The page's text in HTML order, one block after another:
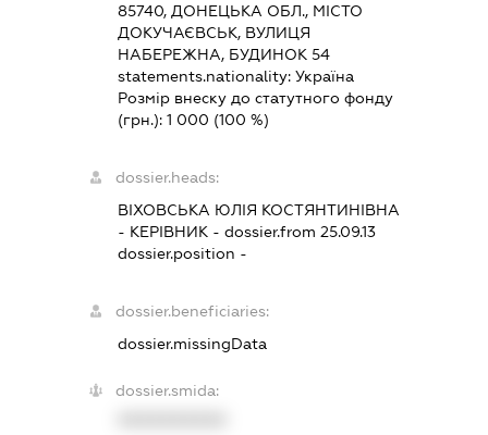
85740, ДОНЕЦЬКА ОБЛ., МІСТО
ДОКУЧАЄВСЬК, ВУЛИЦЯ
НАБЕРЕЖНА, БУДИНОК 54
statements.nationality: Україна
Розмір внеску до статутного фонду
(грн.): 1 000 (100 %)
dossier.heads:
ВІХОВСЬКА ЮЛІЯ КОСТЯНТИНІВНА
- КЕРІВНИК- dossier.from 25.09.13
dossier.position -
dossier.beneficiaries:
dossier.missingData
dossier.smida: